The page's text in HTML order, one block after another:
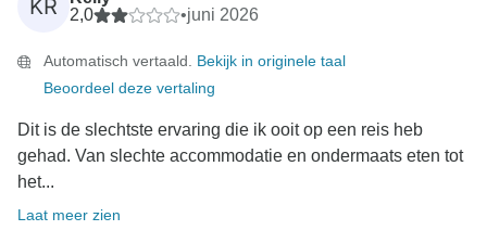
KR
2,0
•juni 2026
Automatisch vertaald. Bekijk in originele taal
Beoordeel deze vertaling
Dit is de slechtste ervaring die ik ooit op een reis heb
gehad. Van slechte accommodatie en ondermaats eten tot
het...
Laat meer zien